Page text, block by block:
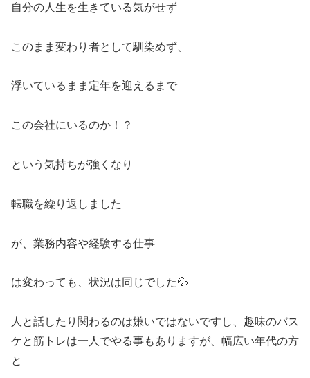
自分の人生を生きている気がせず
このまま変わり者として馴染めず、
浮いているまま定年を迎えるまで
この会社にいるのか！？
という気持ちが強くなり
転職を繰り返しました
が、業務内容や経験する仕事
は変わっても、状況は同じでした💦
人と話したり関わるのは嫌いではないですし、趣味のバス
ケと筋トレは一人でやる事もありますが、幅広い年代の方
と